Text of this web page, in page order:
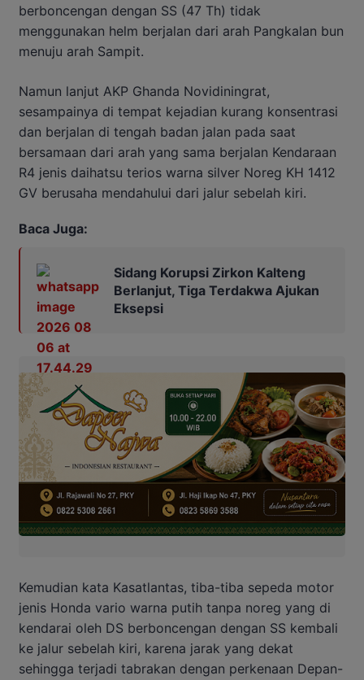
berboncengan dengan SS (47 Th) tidak
menggunakan helm berjalan dari arah Pangkalan bun
menuju arah Sampit.
Namun lanjut AKP Ghanda Novidiningrat,
sesampainya di tempat kejadian kurang konsentrasi
dan berjalan di tengah badan jalan pada saat
bersamaan dari arah yang sama berjalan Kendaraan
R4 jenis daihatsu terios warna silver Noreg KH 1412
GV berusaha mendahului dari jalur sebelah kiri.
Baca Juga:
Sidang Korupsi Zirkon Kalteng
Berlanjut, Tiga Terdakwa Ajukan
Eksepsi
Kemudian kata Kasatlantas, tiba-tiba sepeda motor
jenis Honda vario warna putih tanpa noreg yang di
kendarai oleh DS berboncengan dengan SS kembali
ke jalur sebelah kiri, karena jarak yang dekat
sehingga terjadi tabrakan dengan perkenaan Depan-